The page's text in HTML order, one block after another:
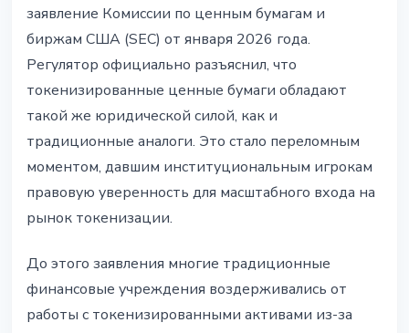
заявление Комиссии по ценным бумагам и
биржам США (SEC) от января 2026 года.
Регулятор официально разъяснил, что
токенизированные ценные бумаги обладают
такой же юридической силой, как и
традиционные аналоги. Это стало переломным
моментом, давшим институциональным игрокам
правовую уверенность для масштабного входа на
рынок токенизации.
До этого заявления многие традиционные
финансовые учреждения воздерживались от
работы с токенизированными активами из-за